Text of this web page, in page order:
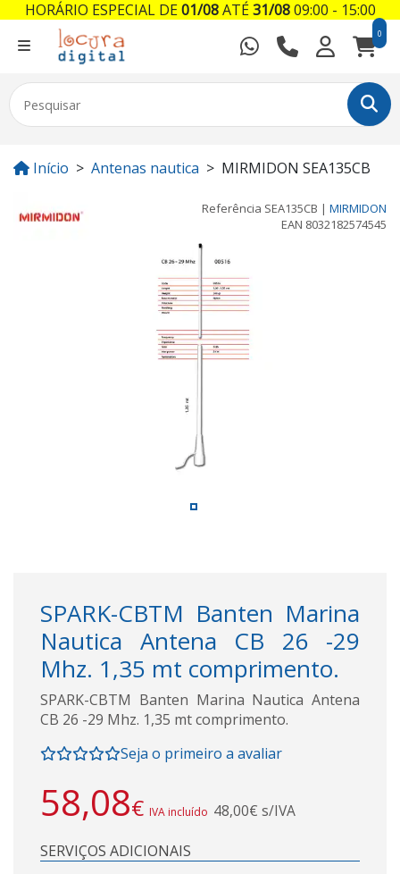
0
Início Antenas nautica MIRMIDON SEA135CB
Referência SEA135CB | MIRMIDON
EAN 8032182574545
SPARK-CBTM Banten Marina
Nautica Antena CB 26 -29
Mhz. 1,35 mt comprimento.
SPARK-CBTM Banten Marina Nautica Antena
CB 26 -29 Mhz. 1,35 mt comprimento.
Seja o primeiro a avaliar
58,08€ IVA incluído 48,00€ s/IVA
SERVIÇOS ADICIONAIS
HORÁRIO ESPECIAL DE01/08ATÉ31/0809:00 - 15:00